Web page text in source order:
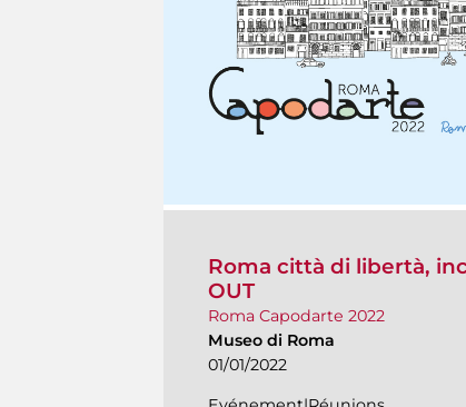
Roma città di libertà,
OUT
Roma Capodarte 2022
Museo di Roma
01/01/2022